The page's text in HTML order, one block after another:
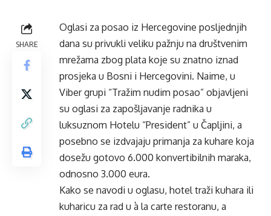
SHARE
Oglasi za posao iz Hercegovine posljednjih
dana su privukli veliku pažnju na društvenim
mrežama zbog plata koje su znatno iznad
prosjeka u Bosni i Hercegovini. Naime, u
Viber grupi “Tražim nudim posao” objavljeni
su oglasi za zapošljavanje radnika u
luksuznom Hotelu “President” u Čapljini, a
posebno se izdvajaju primanja za kuhare koja
dosežu gotovo 6.000 konvertibilnih maraka,
odnosno 3.000 eura.
Kako se navodi u oglasu, hotel traži kuhara ili
kuharicu za rad u à la carte restoranu, a